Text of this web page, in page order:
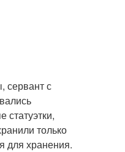
сервант с
только
для хранения.